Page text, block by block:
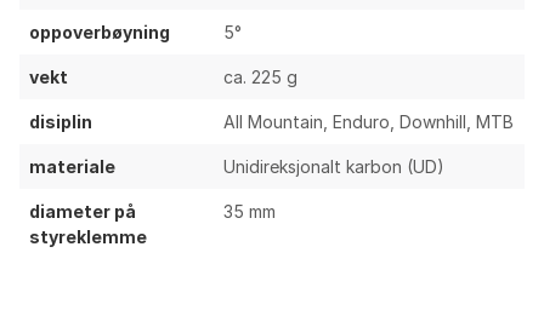
oppoverbøyning 5°
vekt ca. 225 g
disiplin All Mountain, Enduro, Downhill, MTB
materiale Unidireksjonalt karbon (UD)
diameter på
styreklemme
35 mm